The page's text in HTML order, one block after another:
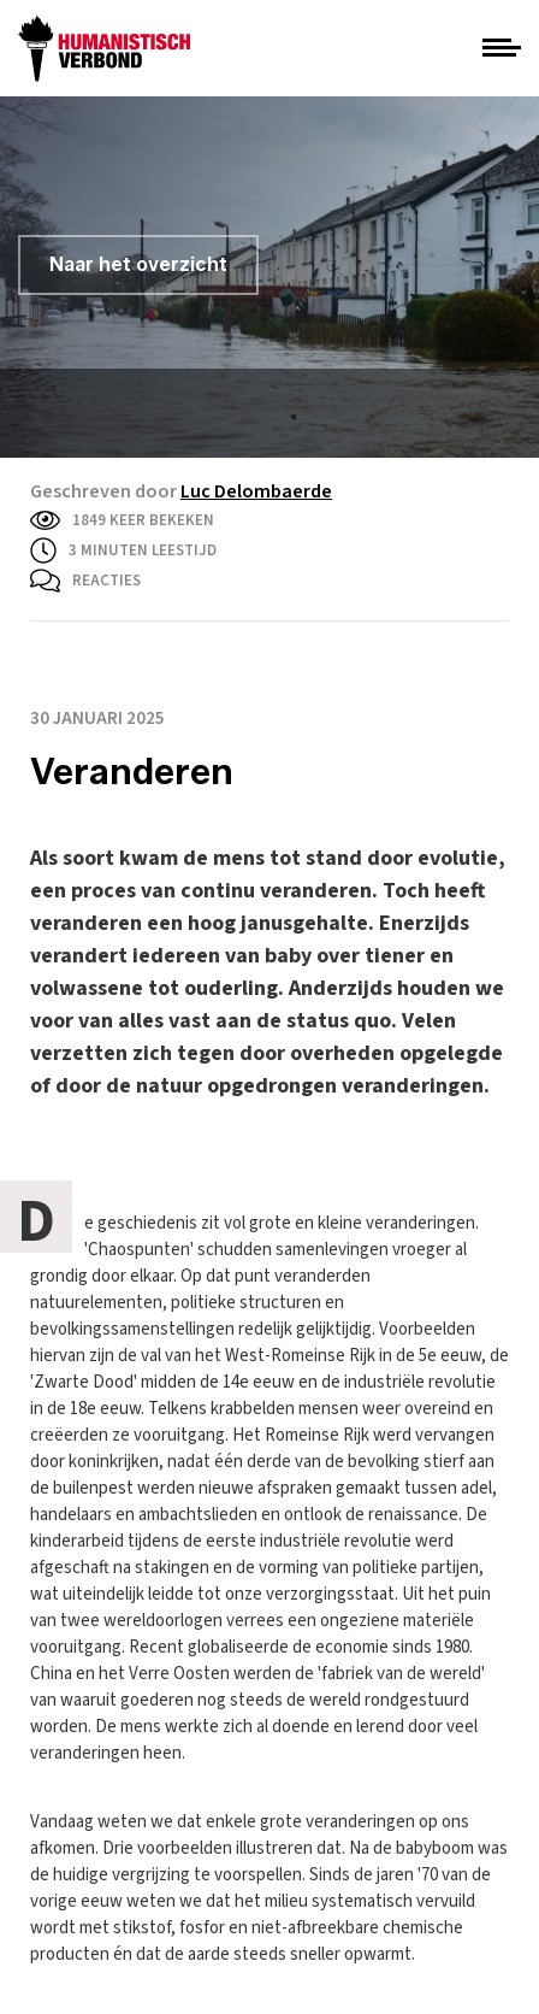
Naar het overzicht
Geschreven doorLuc Delombaerde
1849 KEER BEKEKEN
3 MINUTEN LEESTIJD
REACTIES
30 JANUARI 2025
Veranderen
Als soort kwam de mens tot stand door evolutie,
een proces van continu veranderen. Toch heeft
veranderen een hoog janusgehalte. Enerzijds
verandert iedereen van baby over tiener en
volwassene tot ouderling. Anderzijds houden we
voor van alles vast aan de status quo. Velen
verzetten zich tegen door overheden opgelegde
of door de natuur opgedrongen veranderingen.
D
e geschiedenis zit vol grote en kleine veranderingen.
'Chaospunten' schudden samenlevingen vroeger al
grondig door elkaar. Op dat punt veranderden
natuurelementen, politieke structuren en
bevolkingssamenstellingen redelijk gelijktijdig. Voorbeelden
hiervan zijn de val van het West-Romeinse Rijk in de 5e eeuw, de
'Zwarte Dood' midden de 14e eeuw en de industriële revolutie
in de 18e eeuw. Telkens krabbelden mensen weer overeind en
creëerden ze vooruitgang. Het Romeinse Rijk werd vervangen
door koninkrijken, nadat één derde van de bevolking stierf aan
de builenpest werden nieuwe afspraken gemaakt tussen adel,
handelaars en ambachtslieden en ontlook de renaissance. De
kinderarbeid tijdens de eerste industriële revolutie werd
afgeschaft na stakingen en de vorming van politieke partijen,
wat uiteindelijk leidde tot onze verzorgingsstaat. Uit het puin
van twee wereldoorlogen verrees een ongeziene materiële
vooruitgang. Recent globaliseerde de economie sinds 1980.
China en het Verre Oosten werden de 'fabriek van de wereld'
van waaruit goederen nog steeds de wereld rondgestuurd
worden. De mens werkte zich al doende en lerend door veel
veranderingen heen.
Vandaag weten we dat enkele grote veranderingen op ons
afkomen. Drie voorbeelden illustreren dat. Na de babyboom was
de huidige vergrijzing te voorspellen. Sinds de jaren '70 van de
vorige eeuw weten we dat het milieu systematisch vervuild
wordt met stikstof, fosfor en niet-afbreekbare chemische
producten én dat de aarde steeds sneller opwarmt.